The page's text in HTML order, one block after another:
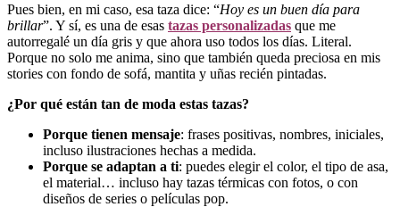
Pues bien, en mi caso, esa taza dice: “Hoy es un buen día para
brillar”. Y sí, es una de esas tazas personalizadas que me
autorregalé un día gris y que ahora uso todos los días. Literal.
Porque no solo me anima, sino que también queda preciosa en mis
stories con fondo de sofá, mantita y uñas recién pintadas.
¿Por qué están tan de moda estas tazas?
Porque tienen mensaje: frases positivas, nombres, iniciales,
incluso ilustraciones hechas a medida.
Porque se adaptan a ti: puedes elegir el color, el tipo de asa,
el material… incluso hay tazas térmicas con fotos, o con
diseños de series o películas pop.